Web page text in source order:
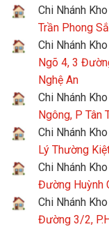
Chi Nhánh
Trần Phong
Chi Nhánh
Ngõ 4, 3
Nghệ An
Chi Nhánh
Ngông, P Tân
Chi Nhánh
Lý Thường
Chi Nhánh
Đường Huỳnh
Chi Nhánh
Đường 3/2,